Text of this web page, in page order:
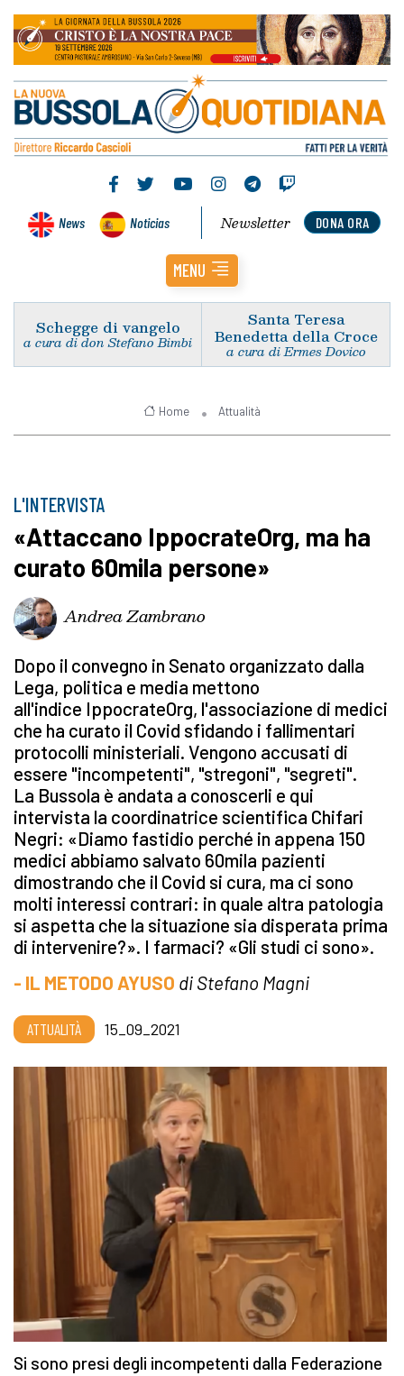
News Noticias DONA ORA
Newsletter
MENU
Schegge di vangelo
a cura di don Stefano Bimbi
Santa Teresa
Benedetta della Croce
a cura di Ermes Dovico
Home Attualità
L'INTERVISTA
«Attaccano IppocrateOrg, ma ha
curato 60mila persone»
Andrea Zambrano
Dopo il convegno in Senato organizzato dalla
Lega, politica e media mettono
all'indice IppocrateOrg, l'associazione di medici
che ha curato il Covid sfidando i fallimentari
protocolli ministeriali. Vengono accusati di
essere "incompetenti", "stregoni", "segreti".
La Bussola è andata a conoscerli e qui
intervista la coordinatrice scientifica Chifari
Negri: «Diamo fastidio perché in appena 150
medici abbiamo salvato 60mila pazienti
dimostrando che il Covid si cura, ma ci sono
molti interessi contrari: in quale altra patologia
si aspetta che la situazione sia disperata prima
di intervenire?». I farmaci? «Gli studi ci sono».
- IL METODO AYUSO di Stefano Magni
ATTUALITÀ 15_09_2021
Si sono presi degli incompetenti dalla Federazione